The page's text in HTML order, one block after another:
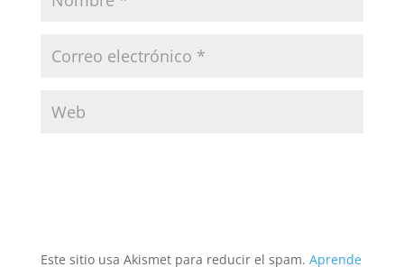
Este sitio usa Akismet para reducir el spam. Aprende